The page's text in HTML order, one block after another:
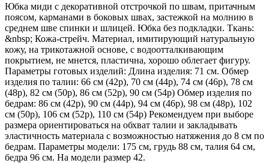
Юбка миди с декоративной отстрочкой по швам, притачным
поясом, карманами в боковых швах, застежкой на молнию в
среднем шве спинки и шлицей. Юбка без подкладки. Ткань:
&nbsp; Кожа-стрейч. Материал, имитирующий натуральную
кожу, на трикотажной основе, с водоотталкивающим
покрытием, не мнется, пластична, хорошо облегает фигуру.
Параметры готовых изделий: Длина изделия: 71 см. Обмер
изделия по талии: 66 см (42р), 70 см (44р), 74 см (46р), 78 см
(48р), 82 см (50р), 86 см (52р), 90 см (54р) Обмер изделия по
бедрам: 86 см (42р), 90 см (44р), 94 см (46р), 98 см (48р), 102
см (50р), 106 см (52р), 110 см (54р) Рекомендуем при выборе
размера ориентироваться на обхват талии и закладывать
эластичность материала с возможностью натяжения до 8 см по
бедрам. Параметры модели: 175 см, грудь 88 см, талия 64 см,
бедра 96 см. На модели размер 42.